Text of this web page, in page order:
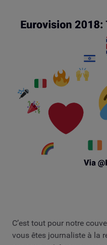
C’est tout pour notre
vous êtes journaliste à la